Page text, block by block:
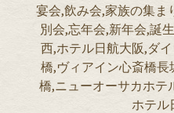
宴会,飲み会,家族の集ま
別会,忘年会,新年会,誕
西,ホテル日航大阪,ダ
橋,ヴィアイン心斎橋
橋,ニューオーサカホテ
ホテル